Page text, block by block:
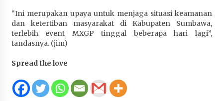
Dosen UTS Siap Kembangkan Inovasi Lewat
Pelatihan PDPP 2026 Bali
1 bulan ago
Terapkan “Polantas Menyapa”, Satlantas Polres
Sumbawa Berupaya Wujudkan Pelayanan
Kepolisian yang Profesional
1 bulan ago
“Ini merupakan upaya untuk menjaga situasi keamanan
dan ketertiban masyarakat di Kabupaten Sumbawa,
terlebih event MXGP tinggal beberapa hari lagi”,
tandasnya. (jim)
Spread the love